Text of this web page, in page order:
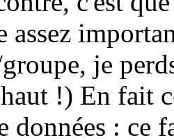
assez
je
!) En fait
données :